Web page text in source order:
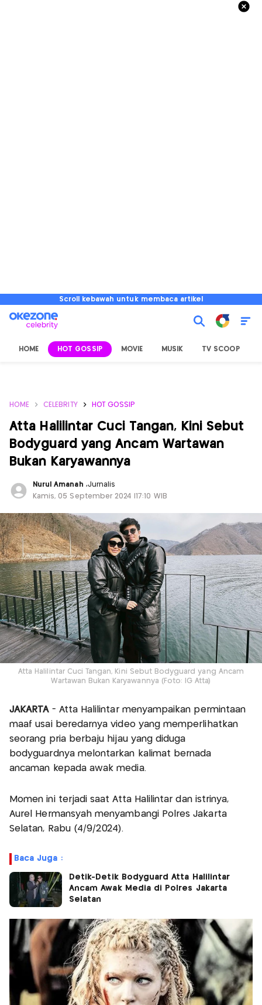
Scroll kebawah untuk membaca artikel
HOME HOT GOSSIP MOVIE MUSIK TV SCOOP
HOME CELEBRITY HOT GOSSIP
Atta Halilintar Cuci Tangan, Kini Sebut
Bodyguard yang Ancam Wartawan
Bukan Karyawannya
Nurul Amanah ,Jurnalis
Kamis, 05 September 2024 |17:10 WIB
Atta Halilintar Cuci Tangan, Kini Sebut Bodyguard yang Ancam
Wartawan Bukan Karyawannya (Foto: IG Atta)
JAKARTA - Atta Halilintar menyampaikan permintaan
maaf usai beredarnya video yang memperlihatkan
seorang pria berbaju hijau yang diduga
bodyguardnya melontarkan kalimat bernada
ancaman kepada awak media.
Momen ini terjadi saat Atta Halilintar dan istrinya,
Aurel Hermansyah menyambangi Polres Jakarta
Selatan, Rabu (4/9/2024).
Baca Juga :
Detik-Detik Bodyguard Atta Halilintar
Ancam Awak Media di Polres Jakarta
Selatan